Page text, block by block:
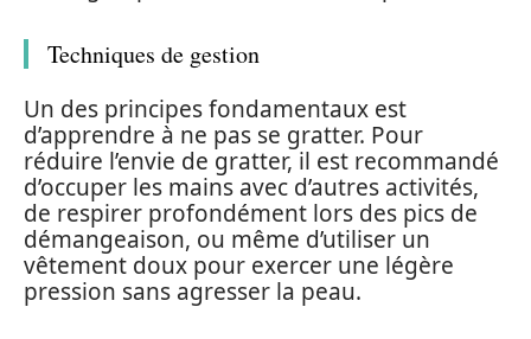
Techniques de gestion
Un des principes fondamentaux est
d’apprendre à ne pas se gratter. Pour
réduire l’envie de gratter, il est recommandé
d’occuper les mains avec d’autres activités,
de respirer profondément lors des pics de
démangeaison, ou même d’utiliser un
vêtement doux pour exercer une légère
pression sans agresser la peau.